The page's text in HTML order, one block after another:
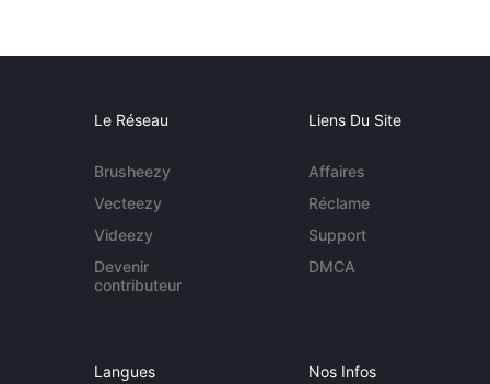
Le Réseau
Brusheezy
Vecteezy
Videezy
Devenir
contributeur
Liens Du Site
Affaires
Réclame
Support
DMCA
Langues Nos Infos